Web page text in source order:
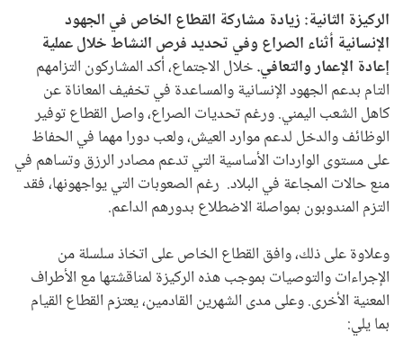
الركيزة الثانية: زيادة مشاركة القطاع الخاص في الجهود
الإنسانية أثناء الصراع وفي تحديد فرص النشاط خلال عملية
إعادة الإعمار والتعافي.خلال الاجتماع، أكد المشاركون التزامهم
التام بدعم الجهود الإنسانية والمساعدة في تخفيف المعاناة عن
كاهل الشعب اليمني. ورغم تحديات الصراع، واصل القطاع توفير
الوظائف والدخل لدعم موارد العيش، ولعب دورا مهما في الحفاظ
على مستوى الواردات الأساسية التي تدعم مصادر الرزق وتساهم في
منع حالات المجاعة في البلاد. رغم الصعوبات التي يواجهونها، فقد
التزم المندوبون بمواصلة الاضطلاع بدورهم الداعم.
وعلاوة على ذلك، وافق القطاع الخاص على اتخاذ سلسلة من
الإجراءات والتوصيات بموجب هذه الركيزة لمناقشتها مع الأطراف
المعنية الأخرى. وعلى مدى الشهرين القادمين، يعتزم القطاع القيام
بما يلي: